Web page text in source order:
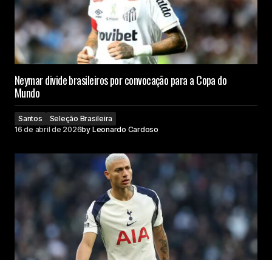
Neymar divide brasileiros por convocação para a Copa do
Mundo
Santos
Seleção Brasileira
16 de abril de 2026by Leonardo Cardoso